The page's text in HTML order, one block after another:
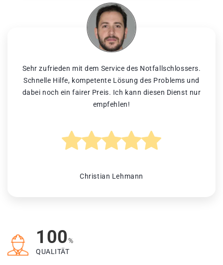
Sehr zufrieden mit dem Service des Notfallschlossers.
Schnelle Hilfe, kompetente Lösung des Problems und
dabei noch ein fairer Preis. Ich kann diesen Dienst nur
empfehlen!
Christian Lehmann
100%
QUALITÄT